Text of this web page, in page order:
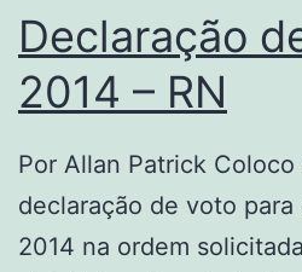
Declaração
2014 – RN
Por Allan Patrick Coloco
declaração de voto
2014 na ordem